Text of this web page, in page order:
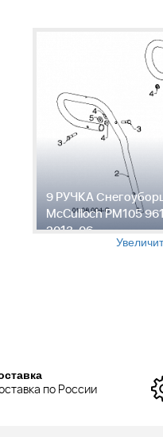
9 РУЧКА
McCulloch PM105
2013-06
по России